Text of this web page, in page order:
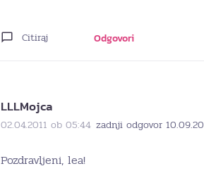
Citiraj Odgovori
LLLMojca
02.04.2011 ob 05:44 zadnji odgovor
Pozdravljeni, lea!